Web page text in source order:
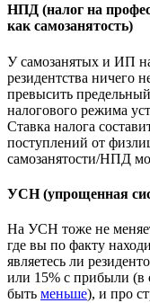
НПД (налог на
как самозанятость)
У самозанятых и ИП
резидентства ничего
превысить
налогового режима
Ставка налога
поступлений от
самозанятости/НПД
УСН (упрощенная
На УСН тоже не
где вы по факту
являетесь ли
или 15% с прибыли (в
быть меньше), и про